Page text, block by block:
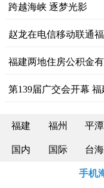
跨越海峡 逐梦光影
赵龙在电信移动联通
福建两地住房公积金
第139届广交会开幕
福建 福州 平潭
国内 国际 台海
手机